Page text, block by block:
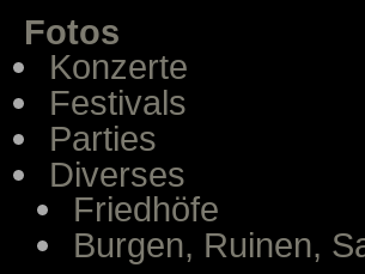
Fotos
Konzerte
Festivals
Parties
Diverses
Friedhöfe
Burgen, Ruinen,